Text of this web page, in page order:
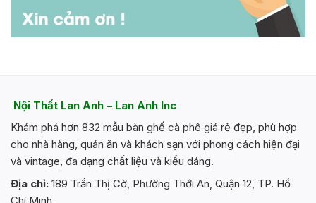
Nội Thất Lan Anh – Lan Anh Inc
Khám phá hơn 832 mẫu bàn ghế cà phê giá rẻ đẹp, phù hợp
cho nhà hàng, quán ăn và khách sạn với phong cách hiện đại
và vintage, đa dạng chất liệu và kiểu dáng.
Địa chỉ: 189 Trần Thị Cờ, Phường Thới An, Quận 12, TP. Hồ
Chí Minh.